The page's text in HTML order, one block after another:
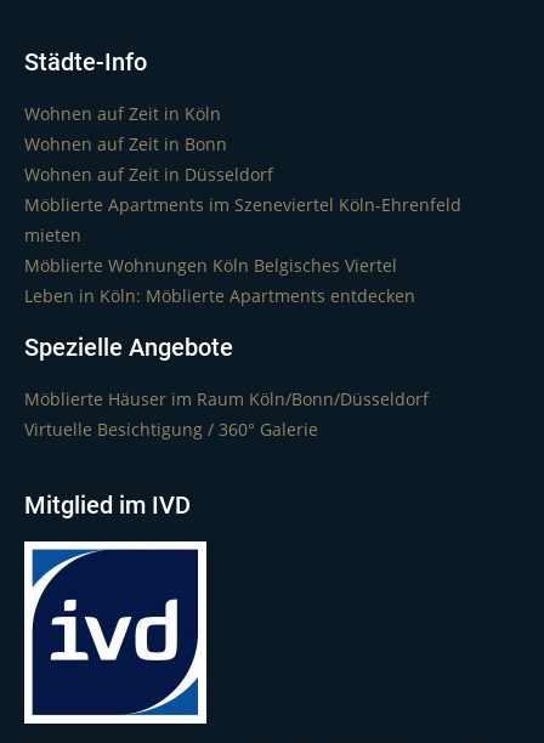
Städte-Info
Wohnen auf Zeit in Köln
Wohnen auf Zeit in Bonn
Wohnen auf Zeit in Düsseldorf
Möblierte Apartments im Szeneviertel Köln-Ehrenfeld
mieten
Möblierte Wohnungen Köln Belgisches Viertel
Leben in Köln: Möblierte Apartments entdecken
Spezielle Angebote
Möblierte Häuser im Raum Köln/Bonn/Düsseldorf
Virtuelle Besichtigung / 360° Galerie
Mitglied im IVD